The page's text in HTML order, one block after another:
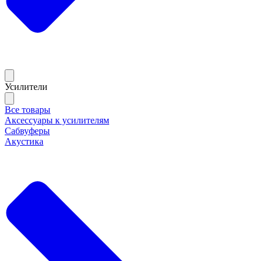
Усилители
Все товары
Аксессуары к усилителям
Сабвуферы
Акустика